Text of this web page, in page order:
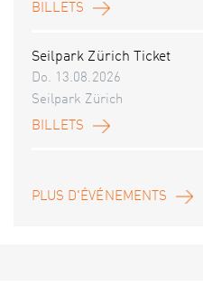
BILLETS
Seilpark Zürich Ticket
Do. 13.08.2026
Seilpark Zürich
BILLETS
PLUS D'ÉVÉNEMENTS